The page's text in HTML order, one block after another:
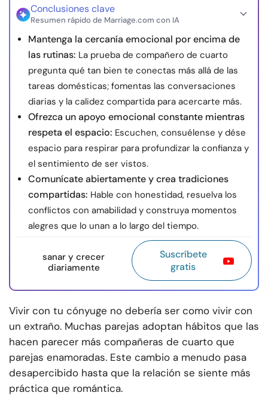
Conclusiones clave
Resumen rápido de Marriage.com con IA
Mantenga la cercanía emocional por encima de
las rutinas: La prueba de compañero de cuarto
pregunta qué tan bien te conectas más allá de las
tareas domésticas; fomentas las conversaciones
diarias y la calidez compartida para acercarte más.
Ofrezca un apoyo emocional constante mientras
respeta el espacio: Escuchen, consuélense y dése
espacio para respirar para profundizar la confianza y
el sentimiento de ser vistos.
Comunícate abiertamente y crea tradiciones
compartidas: Hable con honestidad, resuelva los
conflictos con amabilidad y construya momentos
alegres que lo unan a lo largo del tiempo.
sanar y crecer
diariamente
Suscríbete
gratis
Vivir con tu cónyuge no debería ser como vivir con
un extraño. Muchas parejas adoptan hábitos que las
hacen parecer más compañeras de cuarto que
parejas enamoradas. Este cambio a menudo pasa
desapercibido hasta que la relación se siente más
práctica que romántica.